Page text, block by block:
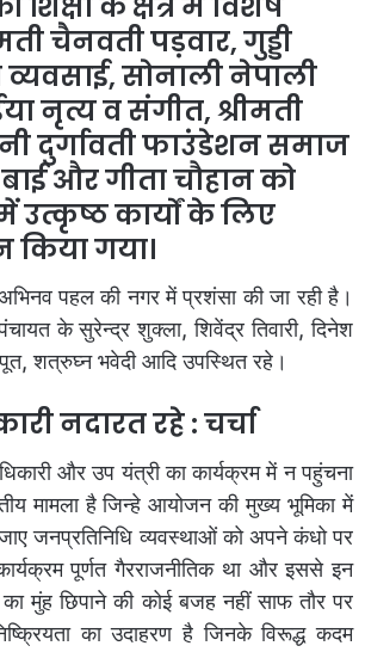
चैनवती पड़वार, गुड्डी
सोनाली नेपाली
नृत्य व संगीत, श्रीमती
दुर्गावती फाउंडेशन समाज
और गीता चौहान को
कार्यों के लिए
किया गया।
पहल की नगर में प्रशंसा की जा रही है।
के सुरेन्द्र शुक्ला, शिवेंद्र तिवारी, दिनेश
शत्रुघ्न भवेदी आदि उपस्थित रहे।
नदारत रहे : चर्चा
और उप यंत्री का कार्यक्रम में न पहुंचना
मामला है जिन्हे आयोजन की मुख्य भूमिका में
जनप्रतिनिधि व्यवस्थाओं को अपने कंधो पर
पूर्णत गैरराजनीतिक था और इससे इन
का मुंह छिपाने की कोई बजह नहीं साफ तौर पर
का उदाहरण है जिनके विरूद्ध कदम